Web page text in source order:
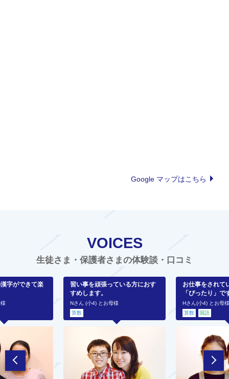
Google マップはこちら
VOICES
生徒さま・保護者さまの体験談・口コミ
字ができて楽
習い事を頑張っている方におす
すめします。
Nさん (小4) とお母様
算数
お仕事をされて
「ぴったり」で
Hさん(小4) とお母
算数
国語